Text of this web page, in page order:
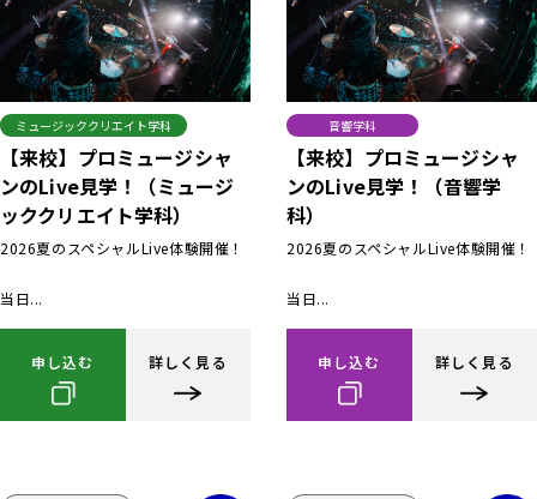
ミュージッククリエイト学科
【来校】プロミュージシャ
ンのLive見学！（ミュージ
ッククリエイト学科）
2026夏のスペシャルLive体験開催！
当日...
申し込む 詳しく見る
音響学科
【来校】プロミュージシャ
ンのLive見学！（音響学
科）
2026夏のスペシャルLive体験開催！
当日...
申し込む 詳しく見る